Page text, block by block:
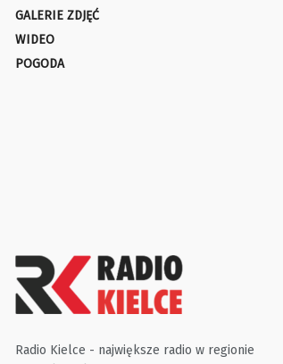
GALERIE ZDJĘĆ
WIDEO
POGODA
Radio Kielce - największe radio w regionie